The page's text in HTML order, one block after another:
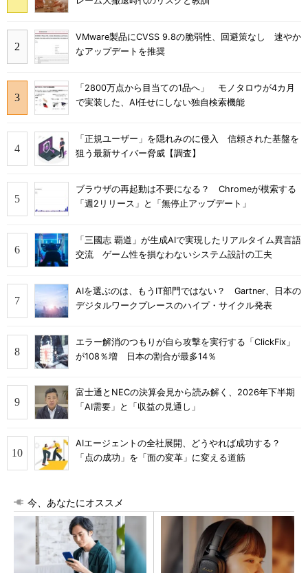
VMware製品にCVSS 9.8の脆弱性、回避策なし 速やか
なアップデートを推奨
「2800万点から目当ての1品へ」 モノタロウが4カ月
で実装した、AI任せにしない独自検索機能
「正規ユーザー」を隠れみのに侵入 信頼された基盤を
狙う最新サイバー脅威【調査】
ブラウザの再起動は不要になる？ Chromeが模索する
「週2リリース」と「無停止アップデート」
「三國志 覇道」が生成AIで実現したリアルタイム異言語
交流 ゲーム性を損なわないシステム設計の工夫
AIを選ぶのは、もうIT部門ではない？ Gartner、日本の
デジタルワークプレースのハイプ・サイクル発表
エラー解消のつもりが自ら攻撃を実行する「ClickFix」
が108％増 日本の割合が最多14％
富士通とNECの決算会見から読み解く、2026年下半期
「AI需要」と「収益の見通し」
AIエージェントの全社展開、どうやれば成功する？
「点の成功」を「面の変革」に変える道筋
今、あなたにオススメ